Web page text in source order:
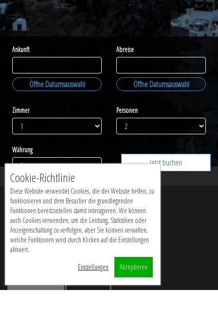
Ankunft
Öffne Datumsauswahl
Abreise
Öffne Datumsauswahl
Zimmer Personen
Währung
Jetzt buchen
Cookie-Richtlinie
Diese Website verwendet Cookies, die der Website helfen, zu
funktionieren und dem Besucher die grundlegenden
Funktionen bereitzustellen damit interagieren. Wir können
auch Cookies verwenden, um die Leistung, Statistiken oder
Anzeigenschaltung zu verfolgen, aber Sie können verwalten,
welche Funktionen wird durch Klicken auf die Einstellungen
aktiviert.
Einstellungen
Akzeptieren